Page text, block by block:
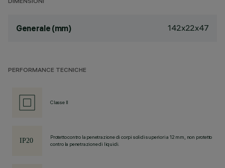
DIMENSIONI
Generale (mm) 142x22x47
PERFORMANCE TECNICHE
Classe II
Protetto contro la penetrazione di corpi solidi superiori a 12 mm, non protetto
contro la penetrazione di liquidi.